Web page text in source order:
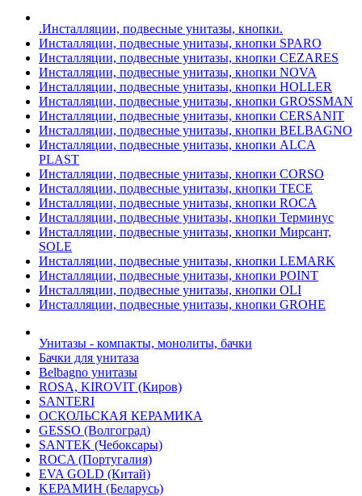
.Инсталляции, подвесные унитазы, кнопки.
Инсталляции, подвесные унитазы, кнопки SPARO
Инсталляции, подвесные унитазы, кнопки CEZARES
Инсталляции, подвесные унитазы, кнопки NOVA
Инсталляции, подвесные унитазы, кнопки HOLLER
Инсталляции, подвесные унитазы, кнопки GROSSMAN
Инсталляции, подвесные унитазы, кнопки CERSANIT
Инсталляции, подвесные унитазы, кнопки BELBAGNO
Инсталляции, подвесные унитазы, кнопки ALCA
PLAST
Инсталляции, подвесные унитазы, кнопки CORSO
Инсталляции, подвесные унитазы, кнопки TECE
Инсталляции, подвесные унитазы, кнопки ROCA
Инсталляции, подвесные унитазы, кнопки Терминус
Инсталляции, подвесные унитазы, кнопки Мирсант,
SOLE
Инсталляции, подвесные унитазы, кнопки LEMARK
Инсталляции, подвесные унитазы, кнопки POINT
Инсталляции, подвесные унитазы, кнопки OLI
Инсталляции, подвесные унитазы, кнопки GROHE
Унитазы - компакты, монолиты, бачки
Бачки для унитаза
Belbagno унитазы
ROSA, KIROVIT (Киров)
SANTERI
ОСКОЛЬСКАЯ КЕРАМИКА
GESSO (Волгоград)
SANTEK (Чебоксары)
ROCA (Португалия)
EVA GOLD (Китай)
KЕРАМИН (Беларусь)